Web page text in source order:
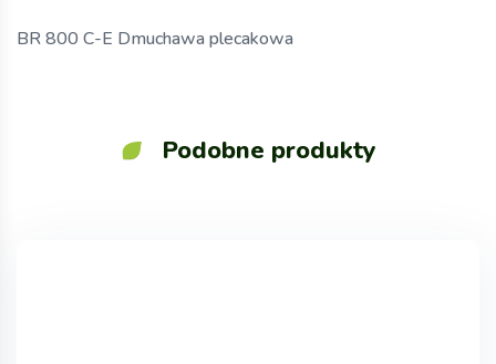
BR 800 C-E Dmuchawa plecakowa
Podobne produkty